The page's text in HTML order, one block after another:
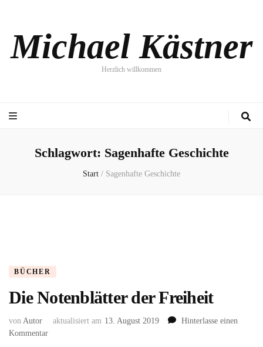
Michael Kästner
Herzlich willkommen
Schlagwort: Sagenhafte Geschichte
Start / Sagenhafte Geschichte
BÜCHER
Die Notenblätter der Freiheit
von Autor aktualisiert am 13. August 2019
Hinterlasse einen
Kommentarzu